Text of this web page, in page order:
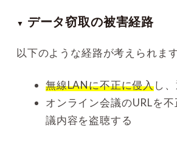
▼ データ窃取の被害経路
以下のような経路が考えられます
無線LANに不正に侵入し
オンライン会議のURLを
議内容を盗聴する